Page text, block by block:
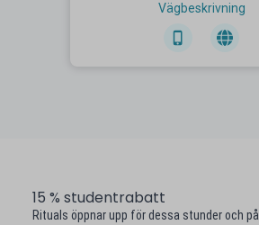
Vägbeskrivning
15 % studentrabatt
Rituals öppnar upp för dessa stunder och